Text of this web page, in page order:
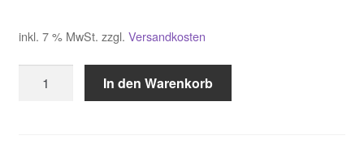
inkl. 7 % MwSt. zzgl. Versandkosten
Henrich,
In den Warenkorb